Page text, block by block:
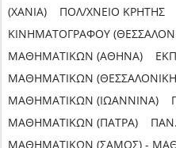
(ΧΑΝΙΑ) ΠΟΛ/ΧΝΕΙΟ ΚΡΗΤΗΣ
ΚΙΝΗΜΑΤΟΓΡΑΦΟΥ
ΜΑΘΗΜΑΤΙΚΩΝ (ΑΘΗΝΑ)
ΜΑΘΗΜΑΤΙΚΩΝ
ΜΑΘΗΜΑΤΙΚΩΝ (ΙΩΑΝΝΙΝΑ)
ΜΑΘΗΜΑΤΙΚΩΝ (ΠΑΤΡΑ)
ΜΑΘΗΜΑΤΙΚΩΝ (ΣΑΜΟΣ) -